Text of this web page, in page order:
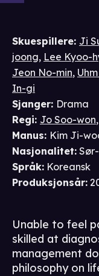
Skuespillere: Ji
joong, Lee Kyoo-
Jeon No-min,
In-gi
Sjanger: Drama
Regi: Jo Soo-won,
Manus: Kim Ji-
Nasjonalitet:
Språk: Koreansk
Produksjonsår:
Unable to feel
skilled at
management
philosophy on